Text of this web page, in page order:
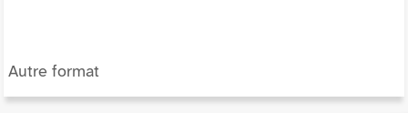
Autre format